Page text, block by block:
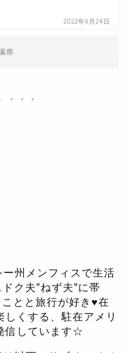
2022年6月24日
県
州メンフィスで生活
ク夫”ねず夫”に帯
とと旅行が好き♥在
くする、駐在アメリ
信しています☆